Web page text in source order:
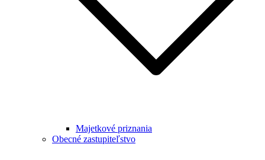
Majetkové priznania
Obecné zastupiteľstvo